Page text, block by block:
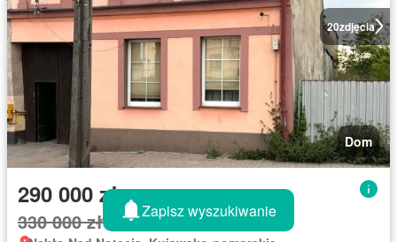
20zdjęcia
Dom
290 000 zł
330 000 zł 12%Zapisz wyszukiwanie